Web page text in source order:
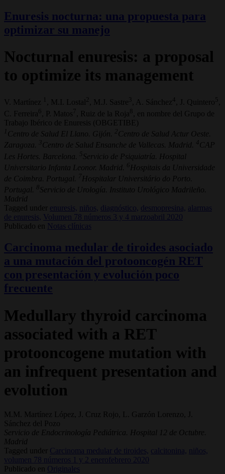
Enuresis nocturna: una propuesta para
optimizar su manejo
Nocturnal enuresis: a proposal
to optimize its management
V. Martínez 1 , M.I. Lostal , M.J. Sastre 3 , A. Sánchez4 , J. Quintero5
C. Ferreira6 , P. Matos7 , Ruiz de la Roja8
, en nombre del Grupo de
Trabajo Ibérico de Enuresis (OBGETIBE)
1 Centro de Salud El Llano. Gijón. 2Centro de Salud Actur Oeste.
Zaragoza.
3Centro de Salud Ensanche de Vallecas. Madrid. 4 CAP
Les Hortes. Barcelona. 5 Servicio de Psiquiatría. Hospital
Universitario Infanta Leonor. Madrid. 6 Hospitais da Universidade
de Coimbra. Portugal. 7 Hospitalar Universitário do Porto.
Portugal.
Servicio de Urología. Instituto Urológico Madrileño.
Madrid
Tagged under
enuresis, niños, diagnóstico, desmopresina, alarmas
de enuresis, Volumen 78 números 3 y 4 marzoabril 2020
Publicado en Notas clínicas
Carcinoma medular de tiroides asociado
a una mutación del protooncogén RET
con presentación y evolución poco
frecuente
Medullary thyroid carcinoma
associated with a RET
protooncogene mutation with
an infrequent presentation and
evolution
M.M. Martínez López, J. Cruz Rojo, L. Garzón Lorenzo, J.
Sánchez del Pozo
Servicio de Endocrinología Pediátrica. Hospital 12 de Octubre.
Madrid
Tagged under
Carcinoma medular de tiroides, calcitonina,
niños,
volumen 78 números 1 y 2 enerofebrero 2020
Publicado en
Originales